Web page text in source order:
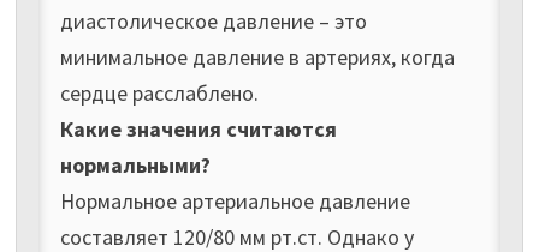
диастолическое давление – это
минимальное давление в артериях, когда
сердце расслаблено.
Какие значения считаются
нормальными?
Нормальное артериальное давление
составляет 120/80 мм рт.ст. Однако у